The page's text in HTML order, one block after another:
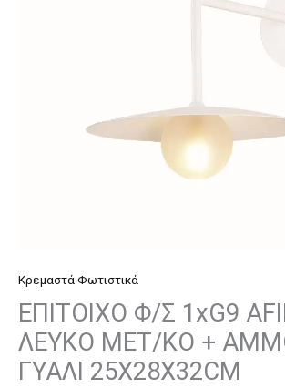
Κρεμαστά Φωτιστικά
ΕΠΙΤΟΙΧΟ Φ/Σ 1xG9
ΛΕΥΚΟ ΜΕΤ/ΚΟ +
ΓΥΑΛΙ 25Χ28Χ32CM
25Χ28Χ32CM